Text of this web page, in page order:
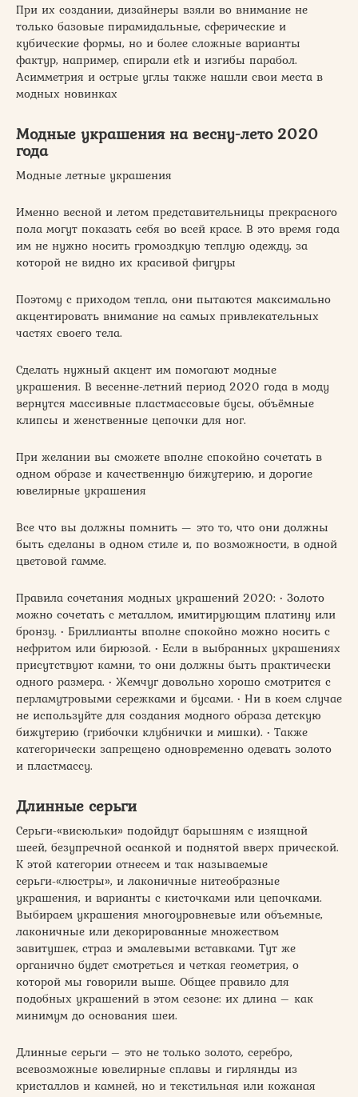
При их создании, дизайнеры взяли во внимание не
только базовые пирамидальные, сферические и
кубические формы, но и более сложные варианты
фактур, например, спирали etk и изгибы парабол.
Асимметрия и острые углы также нашли свои места в
модных новинках
Модные украшения на весну-лето 2020
года
Модные летные украшения
Именно весной и летом представительницы прекрасного
пола могут показать себя во всей красе. В это время года
им не нужно носить громоздкую теплую одежду, за
которой не видно их красивой фигуры
Поэтому с приходом тепла, они пытаются максимально
акцентировать внимание на самых привлекательных
частях своего тела.
Сделать нужный акцент им помогают модные
украшения. В весенне-летний период 2020 года в моду
вернутся массивные пластмассовые бусы, объёмные
клипсы и женственные цепочки для ног.
При желании вы сможете вполне спокойно сочетать в
одном образе и качественную бижутерию, и дорогие
ювелирные украшения
Все что вы должны помнить — это то, что они должны
быть сделаны в одном стиле и, по возможности, в одной
цветовой гамме.
Правила сочетания модных украшений 2020: • Золото
можно сочетать с металлом, имитирующим платину или
бронзу. • Бриллианты вполне спокойно можно носить с
нефритом или бирюзой. • Если в выбранных украшениях
присутствуют камни, то они должны быть практически
одного размера. • Жемчуг довольно хорошо смотрится с
перламутровыми сережками и бусами. • Ни в коем случае
не используйте для создания модного образа детскую
бижутерию (грибочки клубнички и мишки). • Также
категорически запрещено одновременно одевать золото
и пластмассу.
Длинные серьги
Серьги-«висюльки» подойдут барышням с изящной
шеей, безупречной осанкой и поднятой вверх прической.
К этой категории отнесем и так называемые
серьги-«люстры», и лаконичные нитеобразные
украшения, и варианты с кисточками или цепочками.
Выбираем украшения многоуровневые или объемные,
лаконичные или декорированные множеством
завитушек, страз и эмалевыми вставками. Тут же
органично будет смотреться и четкая геометрия, о
которой мы говорили выше. Общее правило для
подобных украшений в этом сезоне: их длина – как
минимум до основания шеи.
Длинные серьги – это не только золото, серебро,
всевозможные ювелирные сплавы и гирлянды из
кристаллов и камней, но и текстильная или кожаная